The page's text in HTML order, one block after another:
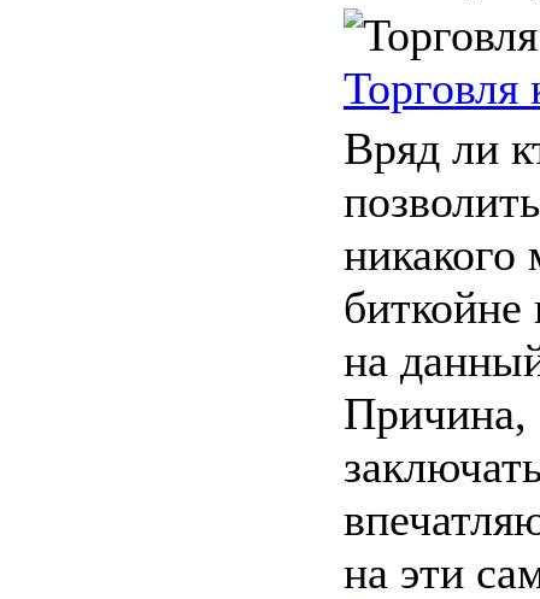
Торговля
Вряд ли
никакого
биткойне
на
Причина,
на эти